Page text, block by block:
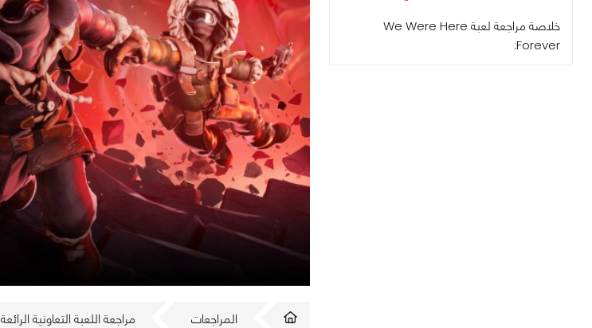
خلاصة مراجعة لعبة We Were Here
Forever:
المراجعات مراجعة اللعبة التعاونية الرائعة We Were Here Forever